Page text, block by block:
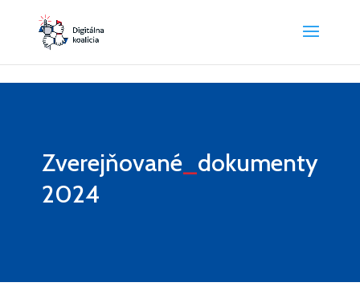
Zverejňované_ dokumenty
2024